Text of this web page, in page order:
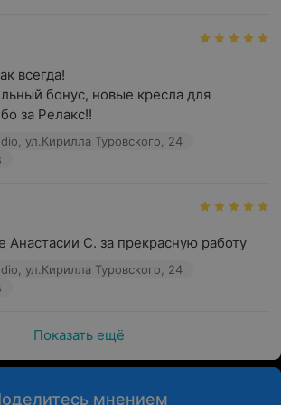
всегда!
бонус, новые кресла для
за Релакс!!
ул.Кирилла Туровского, 24
Анастасии С. за прекрасную работу
ул.Кирилла Туровского, 24
Показать ещё
мнением